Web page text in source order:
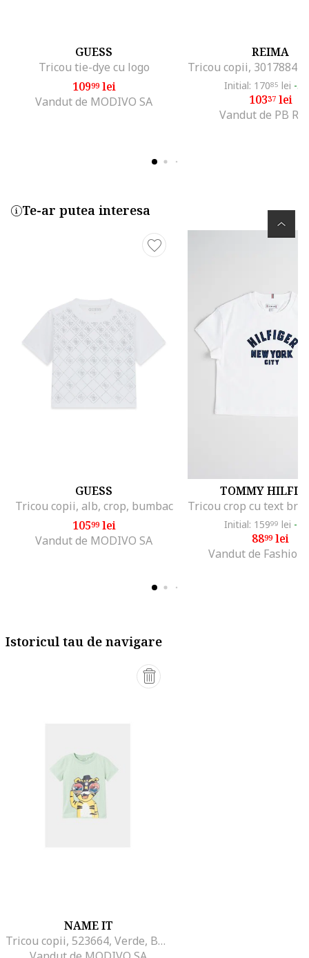
GUESS
Tricou tie-dye cu logo
10999lei
Vandut de MODIVO SA
REIMA
Initial: 17085 lei -
10337lei
Vandut de PB
Te-ar putea interesa
GUESS
Tricou copii, alb, crop, bumbac
10599lei
Vandut de MODIVO SA
TOMMY
Initial: 15999 lei -
8899lei
Vandut de Fashion
Istoricul tau de navigare
NAME IT
Tricou copii, 523664, Verde, Bumbac,